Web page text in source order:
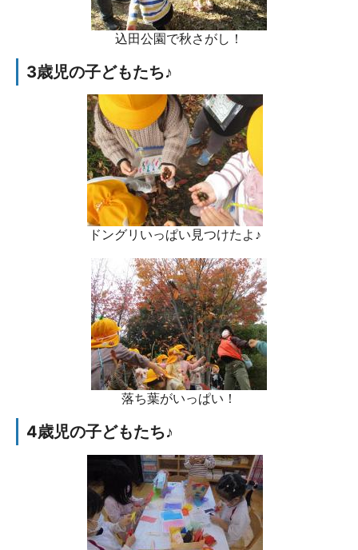
込田公園で秋さがし！
3歳児の子どもたち♪
ドングリいっぱい見つけたよ♪
落ち葉がいっぱい！
4歳児の子どもたち♪